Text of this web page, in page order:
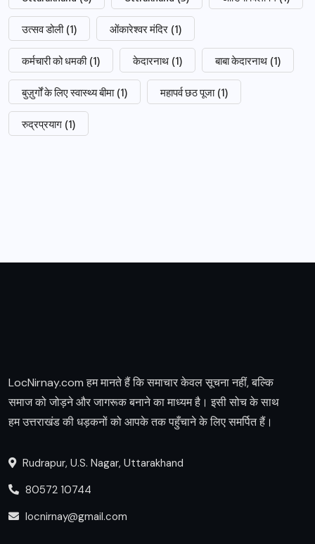
उत्सव डोली (1) ओंकारेश्वर मंदिर (1)
कर्मचारी को धमकी (1) केदारनाथ (1) बाबा केदारनाथ (1)
बुज़ुर्गों के लिए स्वास्थ्य बीमा (1) महापर्व छठ पूजा (1)
रुद्रप्रयाग (1)
LocNirnay.com हम मानते हैं कि समाचार केवल सूचना नहीं, बल्कि
समाज को जोड़ने और जागरूक बनाने का माध्यम है। इसी सोच के साथ
हम उत्तराखंड की धड़कनों को आपके तक पहुँचाने के लिए समर्पित हैं।
Rudrapur, U.S. Nagar, Uttarakhand
80572 10744
locnirnay@gmail.com